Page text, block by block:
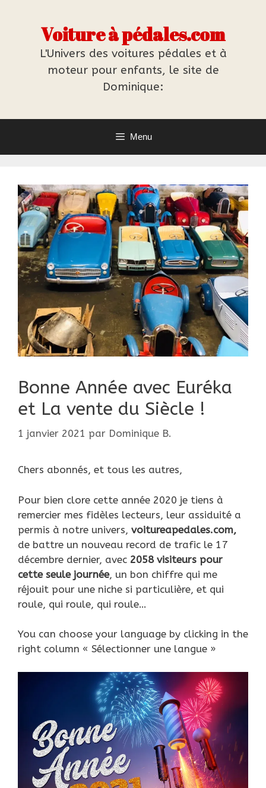
Voiture à pédales.com
L'Univers des voitures pédales et à
moteur pour enfants, le site de
Dominique:
Menu
Bonne Année avec Euréka
et La vente du Siècle !
1 janvier 2021 par Dominique B.
Chers abonnés, et tous les autres,
Pour bien clore cette année 2020 je tiens à
remercier mes fidèles lecteurs, leur assiduité a
permis à notre univers, voitureapedales.com,
de battre un nouveau record de trafic le 17
décembre dernier, avec 2058 visiteurs pour
cette seule journée, un bon chiffre qui me
réjouit pour une niche si particulière, et qui
roule, qui roule, qui roule…
You can choose your language by clicking in the
right column « Sélectionner une langue »